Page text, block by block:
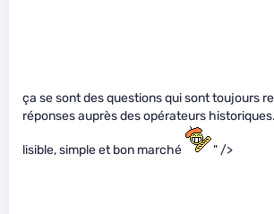
ça se sont des questions qui sont toujours
réponses auprès des opérateurs
lisible, simple et bon marché " />